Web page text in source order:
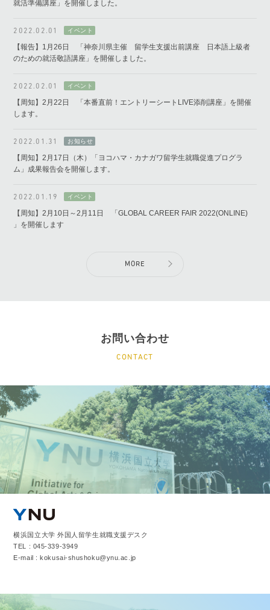
就活準備講座」を開催しました。
2022.02.01
【報告】1月26日 「神奈川県主催 留学生支援出前講座 日本語上級者
のための就活敬語講座」を開催しました。
2022.02.01
【周知】2月22日 「本番直前！エントリーシートLIVE添削講座」を開催
します。
2022.01.31
【周知】2月17日（木）「ヨコハマ・カナガワ留学生就職促進プログラ
ム」成果報告会を開催します。
2022.01.19
【周知】2月10日～2月11日 「GLOBAL CAREER FAIR 2022(ONLINE)
」を開催します
MORE
お問い合わせ
CONTACT
横浜国立大学 外国人留学生就職支援デスク
TEL : 045-339-3949
E-mail : kokusai-shushoku@ynu.ac.jp